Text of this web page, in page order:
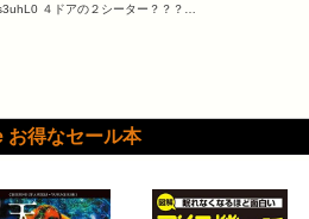
４ドアの２シーター？？？…
お得なセール本